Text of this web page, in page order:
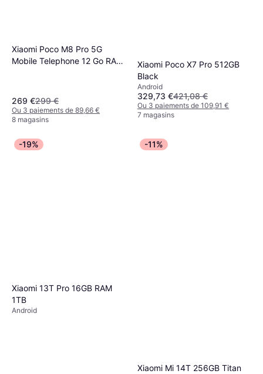
Xiaomi Poco M8 Pro 5G
Mobile Telephone 12 Go RAM
269 €299 €
Ou 3 paiements de 89,66 €
8 magasins
Xiaomi Poco X7 Pro 512GB
Black
Android
329,73 €421,08 €
Ou 3 paiements de 109,91 €
7 magasins
-19%
Xiaomi 13T Pro 16GB RAM
1TB
Android
-11%
Xiaomi Mi 14T 256GB Titan